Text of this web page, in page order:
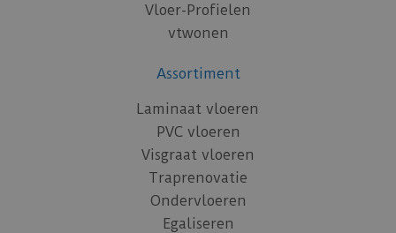
Vloer-Profielen
vtwonen
Assortiment
Laminaat vloeren
PVC vloeren
Visgraat vloeren
Traprenovatie
Ondervloeren
Egaliseren